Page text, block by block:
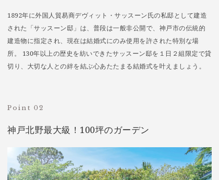
1892年に外国人貿易商デヴィット・サッスーン氏の私邸として建造
された「サッスーン邸」は、普段は一般非公開で、神戸市の伝統的
建造物に指定され、現在は結婚式にのみ使用を許された特別な場
所。 130年以上の歴史を紡いできたサッスーン邸を１日２組限定で貸
切り、大切な人との絆を結ぶ心あたたまる結婚式を叶えましょう。
Point 02
神戸北野最大級！100坪のガーデン